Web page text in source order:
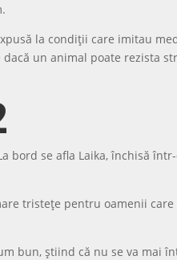
la condiții care imitau
un animal poate rezista
bord se afla Laika, închisă
tristețe pentru oamenii
bun, știind că nu se va mai